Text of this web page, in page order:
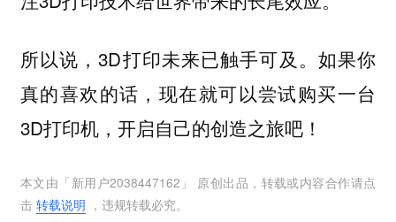
所以说，3D打印未来已触手可及。如果你
真的喜欢的话，现在就可以尝试购买一台
3D打印机，开启自己的创造之旅吧！
本文由「 新用户2038447162 」 原创出品，转载或内容合作请点
击 转载说明 ，违规转载必究。